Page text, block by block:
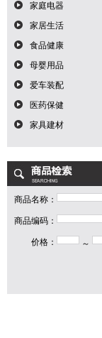
家庭电器
家居生活
食品健康
母婴用品
爱车装配
医药保健
家具建材
商品名称：
商品编码：
价格： ～